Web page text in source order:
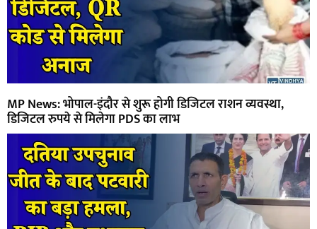
MP News: भोपाल-इंदौर से शुरू होगी डिजिटल राशन व्यवस्था,
डिजिटल रुपये से मिलेगा PDS का लाभ